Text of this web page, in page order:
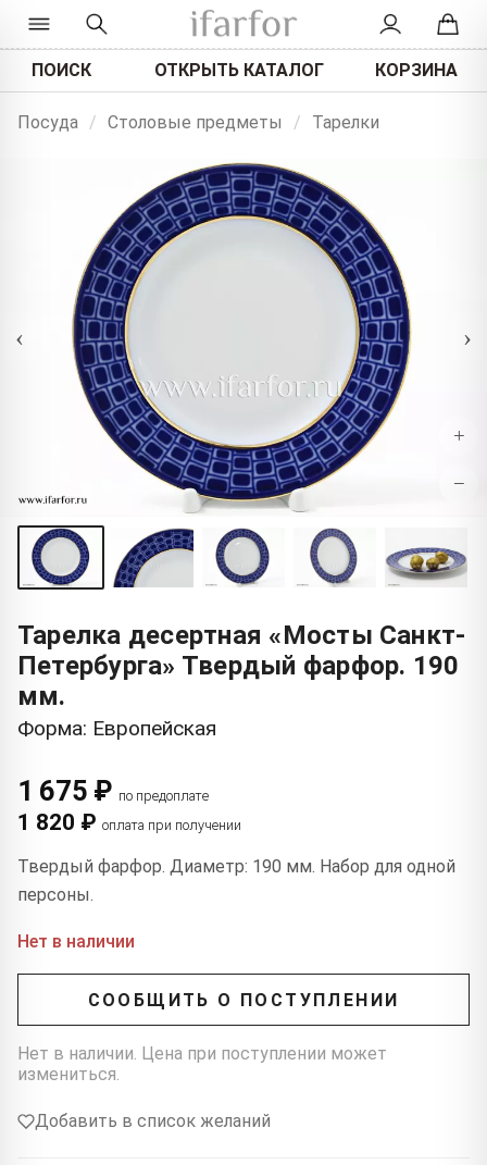
ПОИСК ОТКРЫТЬ КАТАЛОГ КОРЗИНА
Посуда / Столовые предметы / Тарелки
‹ ›
+
−
Тарелка десертная «Мосты Санкт-
Петербурга» Твердый фарфор. 190
мм.
Форма: Европейская
1 675 ₽ по предоплате
1 820 ₽ оплата при получении
Твердый фарфор. Диаметр: 190 мм. Набор для одной
персоны.
Нет в наличии
СООБЩИТЬ О ПОСТУПЛЕНИИ
Нет в наличии. Цена при поступлении может
измениться.
Добавить в список желаний